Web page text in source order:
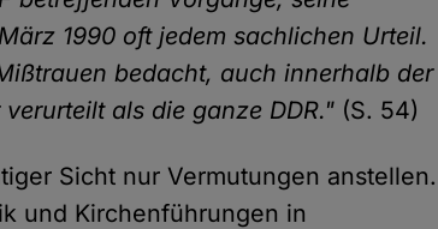
1990 oft jedem sachlichen Urteil.
bedacht, auch innerhalb der
als die ganze DDR." (S. 54)
Sicht nur Vermutungen anstellen.
und Kirchenführungen in